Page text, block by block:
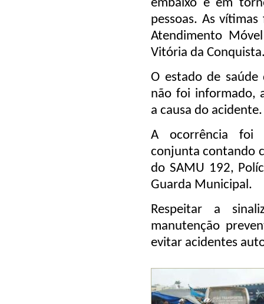
embaixo e em
pessoas. As
Atendimento
Vitória da
O estado de saúde
não foi informado,
a causa do acidente.
A ocorrência foi
conjunta contando
do SAMU 192,
Guarda Municipal.
Respeitar a
manutenção
evitar acidentes